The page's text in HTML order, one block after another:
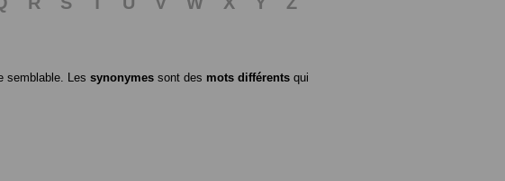
semblable. Les synonymes sont des mots différents qui